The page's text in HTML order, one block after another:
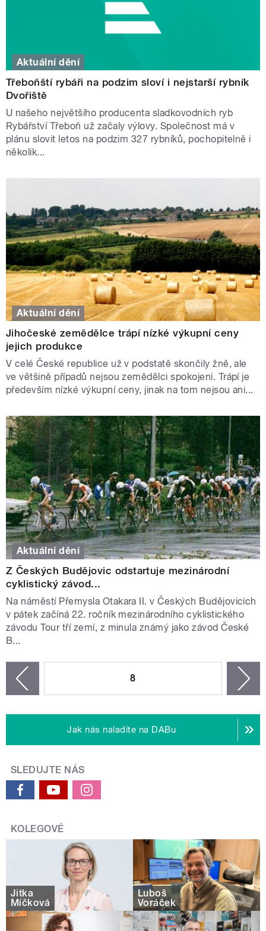
Aktuální dění
Třeboňští rybáři na podzim sloví i nejstarší rybník
Dvořiště
U našeho největšího producenta sladkovodních ryb
Rybářství Třeboň už začaly výlovy. Společnost má v
plánu slovit letos na podzim 327 rybníků, pochopitelně i
několik...
Aktuální dění
Jihočeské zemědělce trápí nízké výkupní ceny
jejich produkce
V celé České republice už v podstatě skončily žně, ale
ve většině případů nejsou zemědělci spokojeni. Trápí je
především nízké výkupní ceny, jinak na tom nejsou ani...
Aktuální dění
Z Českých Budějovic odstartuje mezinárodní
cyklistický závod...
Na náměstí Přemysla Otakara II. v Českých Budějovicích
v pátek začíná 22. ročník mezinárodního cyklistického
závodu Tour tří zemí, z minula známý jako závod České
B...
8
Jak nás naladíte na DABu
SLEDUJTE NÁS
KOLEGOVÉ
Jitka
Míčková
Luboš
Voráček